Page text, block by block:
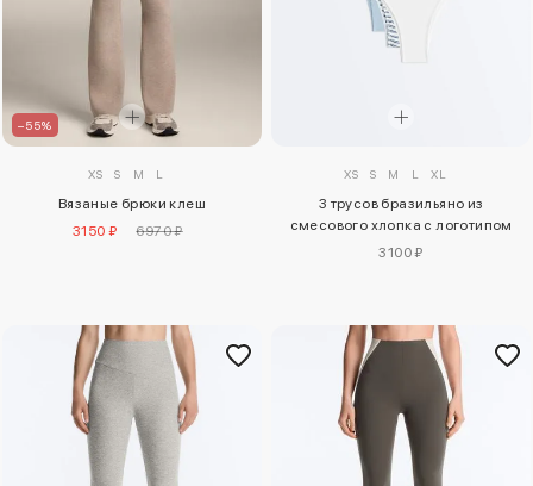
–55%
XS S M L
Вязаные брюки клеш
3150 ₽
6970 ₽
XS S M L XL
3 трусов бразильяно из
смесового хлопка с логотипом
3100 ₽